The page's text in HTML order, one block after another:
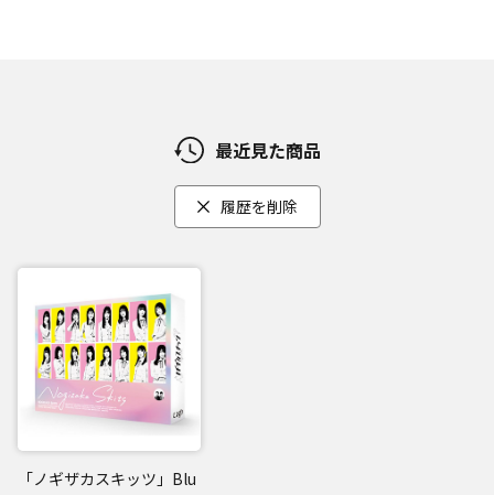
最近見た商品
履歴を削除
「ノギザカスキッツ」Blu